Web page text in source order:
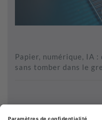
Papier, numérique, IA
sans tomber dans le